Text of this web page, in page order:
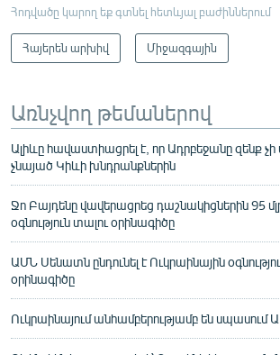
Հոդվածը կարող եք գտնել հետևյալ բաժիններում
Հայերեն արխիվ Միջազգային
Առնչվող թեմաներով
Ալիևը հավաստիացրել է, որ Ադրբեջանը զենք
չնայած Կիևի խնդրանքներին
Ջո Բայդենը վավերացրեց դաշնակիցներին 95
օգնություն տալու օրինագիծը
ԱՄՆ Սենատն ընդունել է Ուկրաինային
օրինագիծը
Ուկրաինայում անհամբերությամբ են սպասում